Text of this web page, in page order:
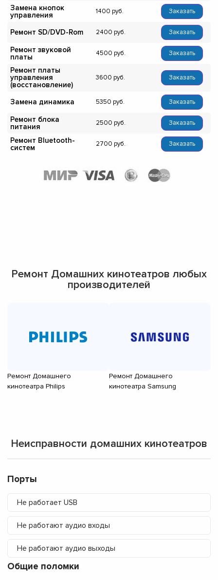
Замена кнопок
управления
1400 Заказать
Ремонт SD/DVD-Rom 2400 Заказать
Ремонт звуковой
платы
4500 Заказать
Ремонт платы
управления
(восстановление)
3600 Заказать
Замена динамика 5350 Заказать
Ремонт блока
питания
2500 Заказать
Ремонт Bluetooth-
систем
2700 Заказать
Ремонт Домашних кинотеатров любых
производителей
Ремонт Домашнего
кинотеатра Philips
Ремонт Домашнего
кинотеатра Samsung
Неисправности домашних кинотеатров
Порты
Не работает USB
Не работают аудио входы
Не работают аудио выходы
Общие поломки